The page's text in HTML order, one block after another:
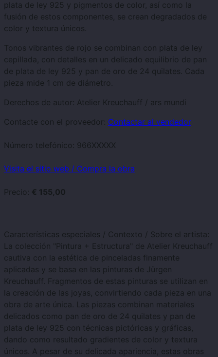
plata de ley 925 y pigmentos de color, así como la
fusión de estos componentes, se crean degradados de
color y textura únicos.
Tonos vibrantes de rojo se combinan con plata de ley
cepillada, con detalles en un delicado equilibrio de pan
de plata de ley 925 y pan de oro de 24 quilates. Cada
pieza mide 1 cm de diámetro.
Derechos de autor: Atelier Kreuchauff / ars mundi
Contacte con el proveedor: Contactar al vendedor
Número telefónico: 966XXXXX
Visita el sitio web / Compra la obra
Precio: € 155,00
Características especiales / Contexto / Sobre el artista:
La colección "Pintura + Estructura" de Atelier Kreuchauff
cautiva con la estética de pinceladas finamente
aplicadas y se basa en las pinturas de Jürgen
Kreuchauff. Fragmentos de estas pinturas se utilizan en
la creación de las joyas, convirtiendo cada pieza en una
obra de arte única. Las piezas combinan materiales
delicados como pan de oro de 24 quilates y pan de
plata de ley 925 con técnicas pictóricas y gráficas,
dando como resultado gradientes de color y textura
únicos. A pesar de su delicada apariencia, estas obras